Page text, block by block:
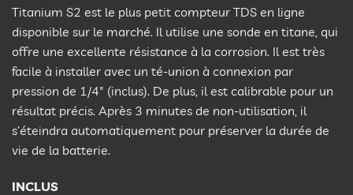
Titanium S2 est le plus petit compteur TDS en ligne
disponible sur le marché. Il utilise une sonde en titane, qui
offre une excellente résistance à la corrosion. Il est très
facile à installer avec un té-union à connexion par
pression de 1/4″ (inclus). De plus, il est calibrable pour un
résultat précis. Après 3 minutes de non-utilisation, il
s’éteindra automatiquement pour préserver la durée de
vie de la batterie.
INCLUS